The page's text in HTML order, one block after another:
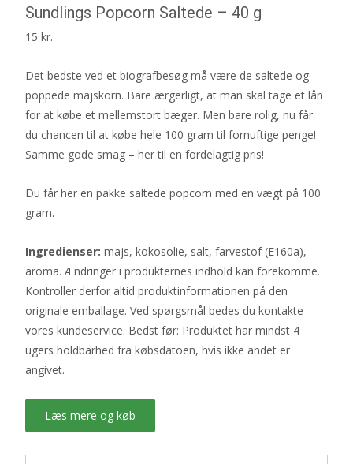
Sundlings Popcorn Saltede – 40 g
15 kr.
Det bedste ved et biografbesøg må være de saltede og
poppede majskorn. Bare ærgerligt, at man skal tage et lån
for at købe et mellemstort bæger. Men bare rolig, nu får
du chancen til at købe hele 100 gram til fornuftige penge!
Samme gode smag – her til en fordelagtig pris!
Du får her en pakke saltede popcorn med en vægt på 100
gram.
Ingredienser: majs, kokosolie, salt, farvestof (E160a),
aroma. Ændringer i produkternes indhold kan forekomme.
Kontroller derfor altid produktinformationen på den
originale emballage. Ved spørgsmål bedes du kontakte
vores kundeservice. Bedst før: Produktet har mindst 4
ugers holdbarhed fra købsdatoen, hvis ikke andet er
angivet.
Læs mere og køb